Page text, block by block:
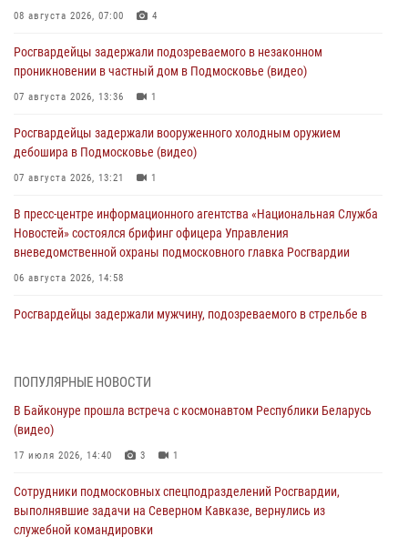
08 августа 2026, 07:00 4
Росгвардейцы задержали подозреваемого в незаконном
проникновении в частный дом в Подмосковье (видео)
07 августа 2026, 13:36 1
Росгвардейцы задержали вооруженного холодным оружием
дебошира в Подмосковье (видео)
07 августа 2026, 13:21 1
В пресс-центре информационного агентства «Национальная Служба
Новостей» состоялся брифинг офицера Управления
вневедомственной охраны подмосковного главка Росгвардии
06 августа 2026, 14:58
Росгвардейцы задержали мужчину, подозреваемого в стрельбе в
Подмосковье
05 августа 2026, 15:52
подозреваемые в организации незаконной миграции и
изготовлении поддельных документов (видео)
05 августа 2026, 15:48
ПОПУЛЯРНЫЕ НОВОСТИ
В Байконуре прошла встреча с космонавтом Республики Беларусь
(видео)
17 июля 2026, 14:40 3 1
Сотрудники подмосковных спецподразделений Росгвардии,
выполнявшие задачи на Северном Кавказе, вернулись из
служебной командировки